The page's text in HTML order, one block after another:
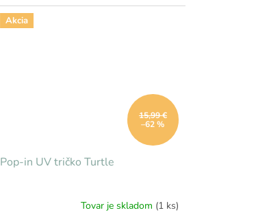
Akcia
15,99 €
–62 %
Pop-in UV tričko Turtle
Tovar je skladom (1 ks)